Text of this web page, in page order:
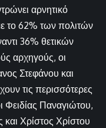
αρνητικό
το 62% των πολιτών
36% θετικών
αρχηγούς, οι
Στεφάνου και
τις περισσότερες
Φειδίας Παναγιώτου,
Χρίστος Χρίστου